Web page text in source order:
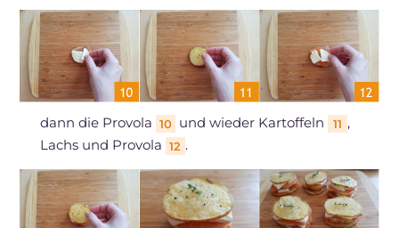
dann die Provola 10 und wieder Kartoffeln 11 ,
Lachs und Provola 12 .